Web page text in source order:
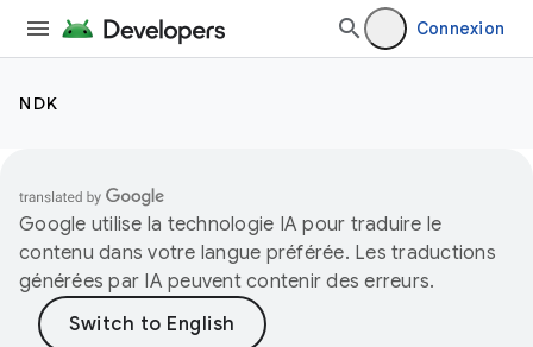
Connexion
NDK
Google utilise la technologie IA pour traduire le
contenu dans votre langue préférée. Les traductions
générées par IA peuvent contenir des erreurs.